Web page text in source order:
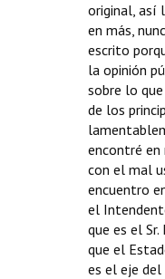
original, así
en más,
escrito
la opinión
sobre lo
de los
encontré en
con el mal
encuentro
el
que es el
que el
es el eje del